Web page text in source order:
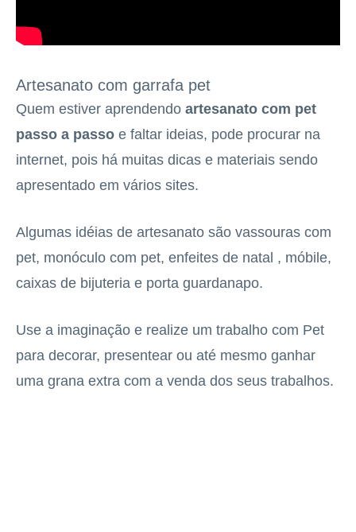
Artesanato com garrafa pet
Quem estiver aprendendo artesanato com pet
passo a passo e faltar ideias, pode procurar na
internet, pois há muitas dicas e materiais sendo
apresentado em vários sites.
Algumas idéias de artesanato são vassouras com
pet, monóculo com pet, enfeites de natal , móbile,
caixas de bijuteria e porta guardanapo.
Use a imaginação e realize um trabalho com Pet
para decorar, presentear ou até mesmo ganhar
uma grana extra com a venda dos seus trabalhos.